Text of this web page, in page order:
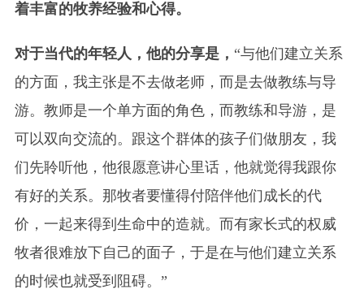
着丰富的牧养经验和心得。
对于当代的年轻人，他的分享是， “与他们建立关系
的方面，我主张是不去做老师，而是去做教练与导
游。教师是一个单方面的角色，而教练和导游，是
可以双向交流的。跟这个群体的孩子们做朋友，我
们先聆听他，他很愿意讲心里话，他就觉得我跟你
有好的关系。那牧者要懂得付陪伴他们成长的代
价，一起来得到生命中的造就。而有家长式的权威
牧者很难放下自己的面子，于是在与他们建立关系
的时候也就受到阻碍。”